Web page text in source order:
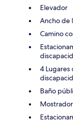
Elevador
Ancho de
Camino
4 Lugares
Baño